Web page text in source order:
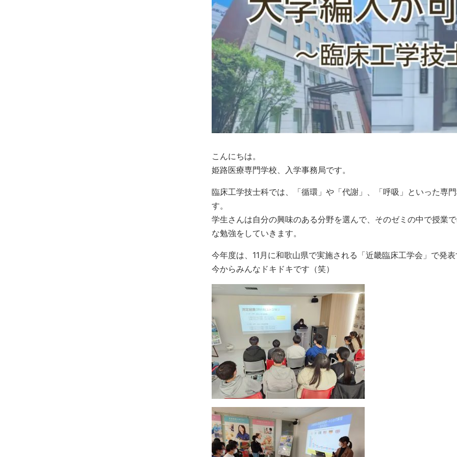
こんにちは。
姫路医療専門学校、入学事務局です。
臨床工学技士科では、「循環」や「代謝」、「呼吸」といった専
す。
学生さんは自分の興味のある分野を選んで、そのゼミの中で授業
な勉強をしていきます。
今年度は、11月に和歌山県で実施される「近畿臨床工学会」で発
今からみんなドキドキです（笑）